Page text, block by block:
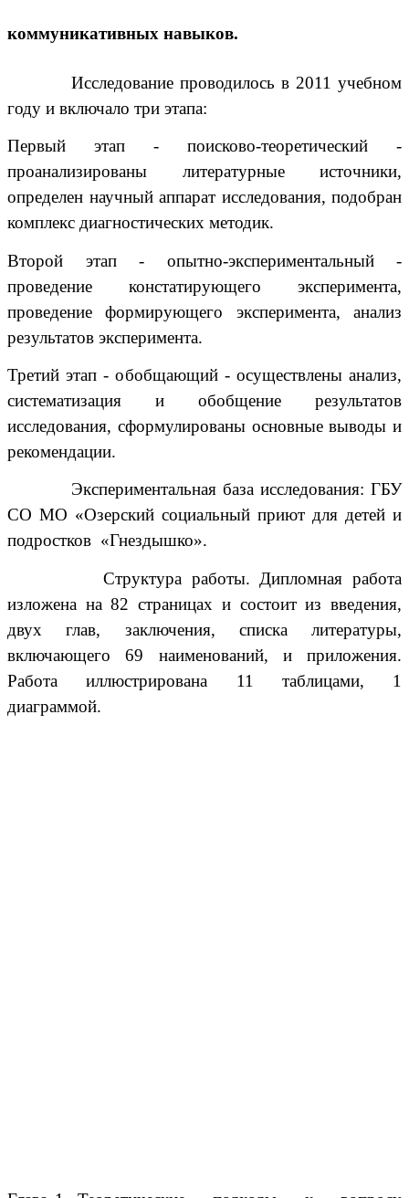
коммуникативных навыков.
Исследование проводилось в 2011 учебном
году и включало три этапа:
Первый этап - поисково-теоретический -
проанализированы литературные источники,
определен научный аппарат исследования, подобран
комплекс диагностических методик.
Второй этап - опытно-экспериментальный -
проведение констатирующего эксперимента,
проведение формирующего эксперимента, анализ
результатов эксперимента.
Третий этап - обобщающий - осуществлены анализ,
систематизация и обобщение результатов
исследования, сформулированы основные выводы и
рекомендации.
Экспериментальная база исследования: ГБУ
СО МО «Озерский социальный приют для детей и
подростков «Гнездышко».
Структура работы. Дипломная работа
изложена на 82 страницах и состоит из введения,
двух глав, заключения, списка литературы,
включающего 69 наименований, и приложения.
Работа иллюстрирована 11 таблицами, 1
диаграммой.